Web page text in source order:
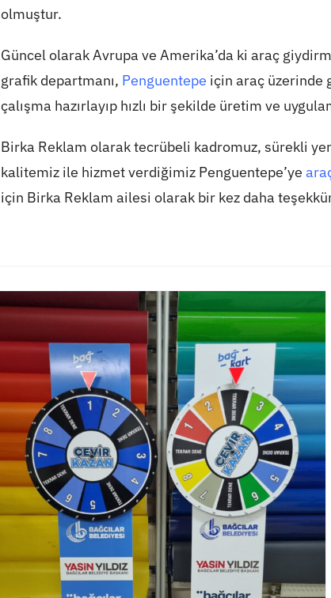
olmuştur.
Güncel olarak Avrupa ve Amerika’da ki araç
grafik departmanı, Penguentepe için araç üzerinde
çalışma hazırlayıp hızlı bir şekilde üretim ve
Birka Reklam olarak tecrübeli kadromuz, sürekli
kalitemiz ile hizmet verdiğimiz Penguentepe’ye
için Birka Reklam ailesi olarak bir kez daha